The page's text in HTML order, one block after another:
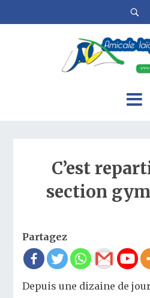
C’est
section
Partagez
Depuis une dizaine de